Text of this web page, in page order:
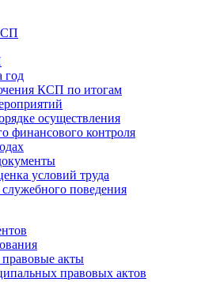
год
КСП по итогам
осуществления
финансового контроля
условий труда
поведения
акты
правовых актов